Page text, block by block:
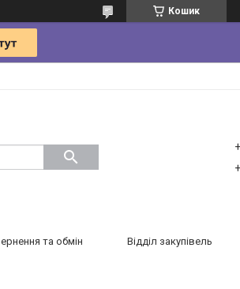
Кошик
та обмін Відділ закупівель